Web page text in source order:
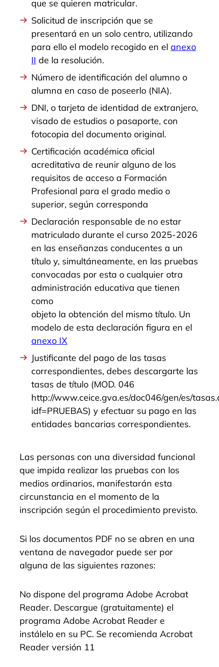
que se quieren matricular.
Solicitud de inscripción que se
presentará en un solo centro, utilizando
para ello el modelo recogido en el anexo
II de la resolución.
Número de identificación del alumno o
alumna en caso de poseerlo (NIA).
DNI, o tarjeta de identidad de extranjero,
visado de estudios o pasaporte, con
fotocopia del documento original.
Certificación académica oficial
acreditativa de reunir alguno de los
requisitos de acceso a Formación
Profesional para el grado medio o
superior, según corresponda
Declaración responsable de no estar
matriculado durante el curso 2025-2026
en las enseñanzas conducentes a un
título y, simultáneamente, en las pruebas
convocadas por esta o cualquier otra
administración educativa que tienen
como
objeto la obtención del mismo título. Un
modelo de esta declaración figura en el
anexo IX
Justificante del pago de las tasas
correspondientes, debes descargarte las
tasas de título (MOD. 046
http://www.ceice.gva.es/doc046/gen/es/
idf=PRUEBAS) y efectuar su pago en las
entidades bancarias correspondientes.
Las personas con una diversidad funcional
que impida realizar las pruebas con los
medios ordinarios, manifestarán esta
circunstancia en el momento de la
inscripción según el procedimiento previsto.
Si los documentos PDF no se abren en una
ventana de navegador puede ser por
alguna de las siguientes razones:
No dispone del programa Adobe Acrobat
Reader. Descargue (gratuitamente) el
programa Adobe Acrobat Reader e
instálelo en su PC. Se recomienda Acrobat
Reader versión 11